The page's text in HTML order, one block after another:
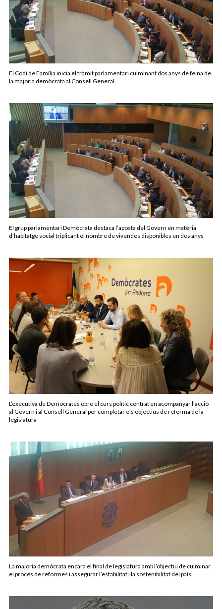
El Codi de Família inicia el tràmit parlamentari culminant dos anys de feina de
la majoria demòcrata al Consell General
El grup parlamentari Demòcrata destaca l’aposta del Govern en matèria
d’habitatge social triplicant el nombre de vivendes disponibles en dos anys
L’executiva de Demòcrates obre el curs polític centrat en acompanyar l’acció
al Govern i al Consell General per completar els objectius de reforma de la
legislatura
La majoria demòcrata encara el final de legislatura amb l’objectiu de culminar
el procés de reformes i assegurar l’estabilitat i la sostenibilitat del país